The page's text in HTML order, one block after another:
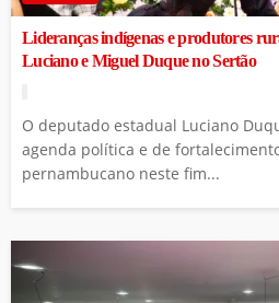
Lideranças indígenas e produtores
Luciano e Miguel Duque no Sertão
O deputado estadual Luciano
agenda política e de
pernambucano neste fim...